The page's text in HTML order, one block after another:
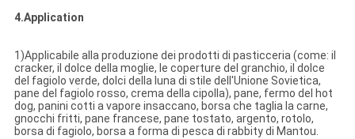
4.Application
1)Applicabile alla produzione dei prodotti di pasticceria (come: il
cracker, il dolce della moglie, le coperture del granchio, il dolce
del fagiolo verde, dolci della luna di stile dell'Unione Sovietica,
pane del fagiolo rosso, crema della cipolla), pane, fermo del hot
dog, panini cotti a vapore insaccano, borsa che taglia la carne,
gnocchi fritti, pane francese, pane tostato, argento, rotolo,
borsa di fagiolo, borsa a forma di pesca di rabbity di Mantou.